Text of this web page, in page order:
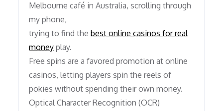
Melbourne café in Australia, scrolling through
my phone,
trying to find thebest online casinos for real
money play.
Free spins are a favored promotion at online
casinos, letting players spin the reels of
pokies without spending their own money.
Optical Character Recognition (OCR)